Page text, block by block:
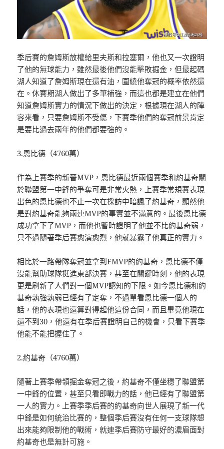
季后賽的詹姆斯放權給里夫斯和拉塞爾，他也又一次證明
了他的無球能力，雖然最後他們沒能擊敗掘金，但最起碼
湖人知道了詹姆斯現在還有油，圍繞他奪冠的概率依然還
在。休賽期湖人做出了多筆補強，而這也都是建立在他們
知道詹姆斯實力的情況下做出的決定，根據現在湖人的陣
容來看，只要詹姆斯不受傷，下賽季他們的奪冠前景肯定
是要比過去兩年的他們都要強的。
3.恩比德（4760萬）
作為上賽季的新晉MVP，恩比德最近兩個賽季和約基奇關
於聯盟第一中鋒的爭奪可是非常火熱，上賽季常規賽表現
出色的恩比德也不止一次在採訪中暗諷了約基奇，顯然他
是對約基奇能夠兩連MVP的事實並不滿意的。最後恩比德
成功拿下了MVP，而他也暫時證明了他並不比約基奇弱，
只不過隨著季后賽愈演愈烈，他就暴露了他真正的實力。
相比於一路帶隊奪冠並拿到FMVP的約基奇，恩比德不僅
沒能幫助球隊挺進東部決賽，甚至在關鍵時刻，他的表現
更是刷新了人們對一個MVP認知的下限。如今恩比德和約
基奇孰強孰弱已經有了定奪，不過單看恩比德一個人的
話，他的表現也還算對得起他這份合同，而且畢竟他現在
還不到30，他還有在季后賽證明自己的機會，只看下賽季
他能不能把握住了。
2.約基奇（4760萬）
隨著上賽季帶領掘金奪冠之後，約基奇不僅坐穩了聯盟第
一中鋒的位置，甚至只看即戰力的話，他已經有了聯盟第
一人的實力。上賽季季后賽的約基奇向世人展現了新一代
中鋒是如何統治比賽的，整個季后賽沒有任何一支球隊想
出來能夠限制他的戰術，就連季后賽防守最好的濃眉面對
約基奇也是無計可施。